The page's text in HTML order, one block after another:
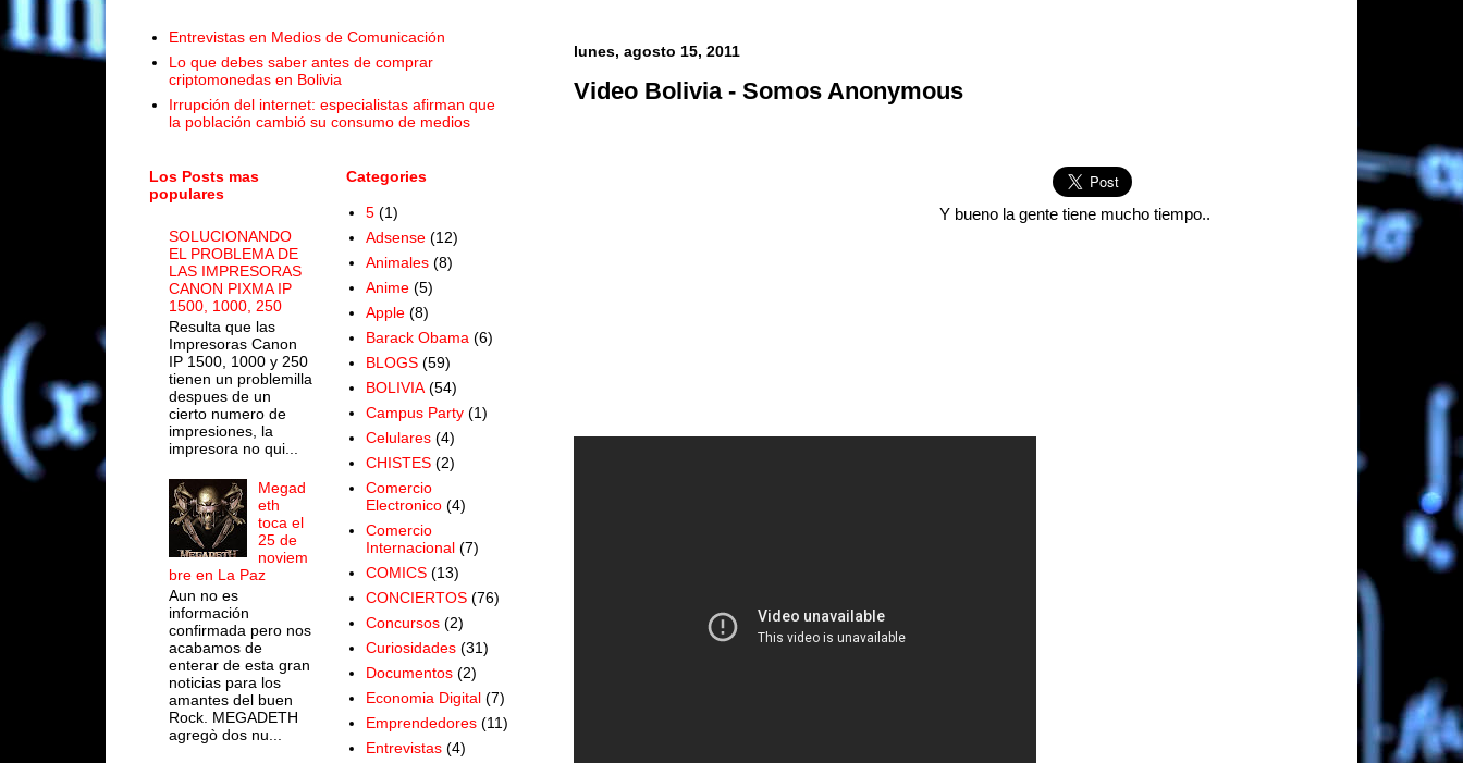
lunes, agosto 15, 2011
Video Bolivia - Somos Anonymous
Y bueno la gente tiene mucho tiempo..
Entrevistas en Medios de Comunicación
Lo que debes saber antes de comprar
criptomonedas en Bolivia
Irrupción del internet: especialistas afirman que
la población cambió su consumo de medios
Los Posts mas
populares
SOLUCIONANDO
EL PROBLEMA DE
LAS IMPRESORAS
CANON PIXMA IP
1500, 1000, 250
Resulta que las
Impresoras Canon
IP 1500, 1000 y 250
tienen un problemilla
despues de un
cierto numero de
impresiones, la
impresora no qui...
Megad
eth
toca el
25 de
noviem
bre en La Paz
Aun no es
información
confirmada pero nos
acabamos de
enterar de esta gran
noticias para los
amantes del buen
Rock. MEGADETH
agregò dos nu...
Categories
5 (1)
Adsense (12)
Animales (8)
Anime (5)
Apple (8)
Barack Obama (6)
BLOGS (59)
BOLIVIA (54)
Campus Party (1)
Celulares (4)
CHISTES (2)
Comercio
Electronico (4)
Comercio
Internacional (7)
COMICS (13)
CONCIERTOS (76)
Concursos (2)
Curiosidades (31)
Documentos (2)
Economia Digital (7)
Emprendedores (11)
Entrevistas (4)